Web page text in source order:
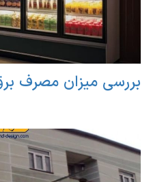
بررسی میزان مصرف